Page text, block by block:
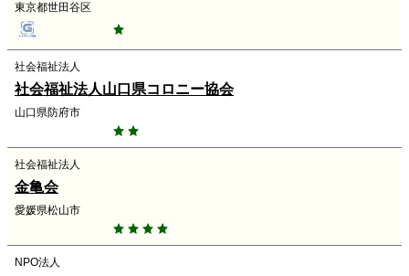
東京都世田谷区
社会福祉法人
社会福祉法人山口県コロニー協会
山口県防府市
社会福祉法人
金亀会
愛媛県松山市
NPO法人